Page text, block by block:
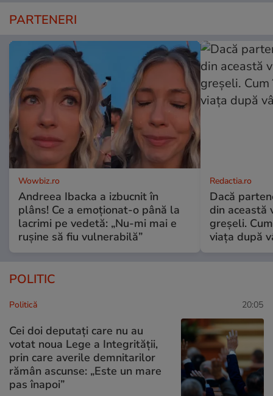
PARTENERI
Wowbiz.ro
Andreea Ibacka a izbucnit în
plâns! Ce a emoționat-o până la
lacrimi pe vedetă: „Nu-mi mai e
rușine să fiu vulnerabilă”
Redactia.ro
Dacă
din această
greșeli.
viața după
POLITIC
Politică 20:05
Cei doi deputați care nu au
votat noua Lege a Integrității,
prin care averile demnitarilor
rămân ascunse: „Este un mare
pas înapoi”